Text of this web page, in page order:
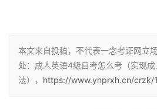
先熟悉教材的内容和考试要求。
3. 制定每日学习计划：根据自己
本文来自投稿，不代表一念考证网立
处：成人英语4级自考怎么考（实现
法）， https://www.ynprxh.cn/crzk/